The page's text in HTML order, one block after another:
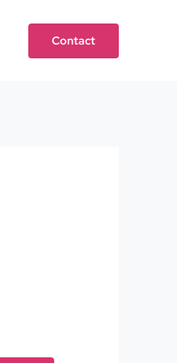
Contact